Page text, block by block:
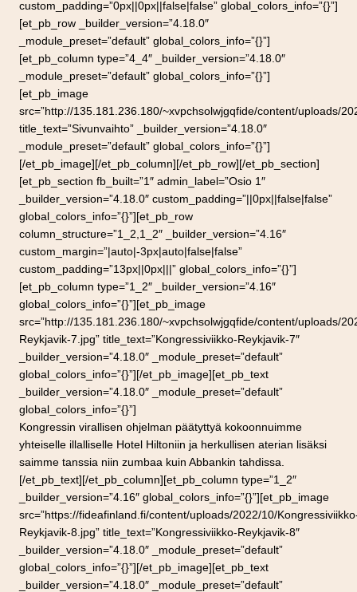
custom_padding=”0px||0px||false|false” global_colors_info=”{}”]
[et_pb_row _builder_version=”4.18.0″
_module_preset=”default” global_colors_info=”{}”]
[et_pb_column type=”4_4″ _builder_version=”4.18.0″
_module_preset=”default” global_colors_info=”{}”]
[et_pb_image
src=”http://135.181.236.180/~xvpchsolwjgqfide/content/uploads/
title_text=”Sivunvaihto” _builder_version=”4.18.0″
_module_preset=”default” global_colors_info=”{}”]
[/et_pb_image][/et_pb_column][/et_pb_row][/et_pb_section]
[et_pb_section fb_built=”1″ admin_label=”Osio 1″
_builder_version=”4.18.0″ custom_padding=”||0px||false|false”
global_colors_info=”{}”][et_pb_row
column_structure=”1_2,1_2″ _builder_version=”4.16″
custom_margin=”|auto|-3px|auto|false|false”
custom_padding=”13px||0px|||” global_colors_info=”{}”]
[et_pb_column type=”1_2″ _builder_version=”4.16″
global_colors_info=”{}”][et_pb_image
src=”http://135.181.236.180/~xvpchsolwjgqfide/content/uploads/
Reykjavik-7.jpg” title_text=”Kongressiviikko-Reykjavik-7″
_builder_version=”4.18.0″ _module_preset=”default”
global_colors_info=”{}”][/et_pb_image][et_pb_text
_builder_version=”4.18.0″ _module_preset=”default”
global_colors_info=”{}”]
Kongressin virallisen ohjelman päätyttyä kokoonnuimme
yhteiselle illalliselle Hotel Hiltoniin ja herkullisen aterian lisäksi
saimme tanssia niin zumbaa kuin Abbankin tahdissa.
[/et_pb_text][/et_pb_column][et_pb_column type=”1_2″
_builder_version=”4.16″ global_colors_info=”{}”][et_pb_image
src=”https://fideafinland.fi/content/uploads/2022/10/
Reykjavik-8.jpg” title_text=”Kongressiviikko-Reykjavik-8″
_builder_version=”4.18.0″ _module_preset=”default”
global_colors_info=”{}”][/et_pb_image][et_pb_text
_builder_version=”4.18.0″ _module_preset=”default”